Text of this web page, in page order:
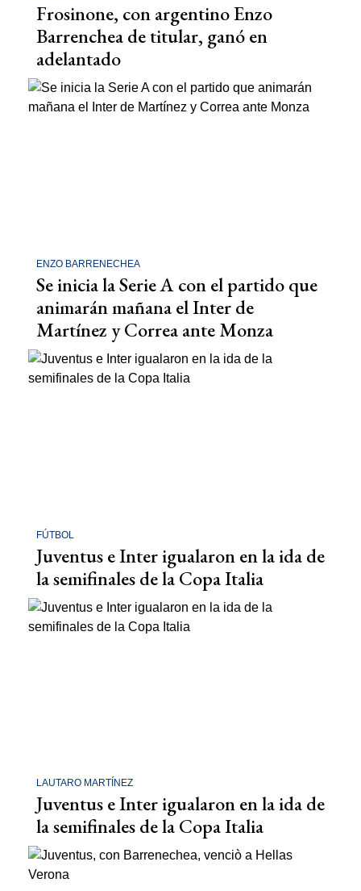
Frosinone, con argentino Enzo
Barrenchea de titular, ganó en
adelantado
ENZO BARRENECHEA
Se inicia la Serie A con el partido que
animarán mañana el Inter de
Martínez y Correa ante Monza
FÚTBOL
Juventus e Inter igualaron en la ida de
la semifinales de la Copa Italia
LAUTARO MARTÍNEZ
Juventus e Inter igualaron en la ida de
la semifinales de la Copa Italia